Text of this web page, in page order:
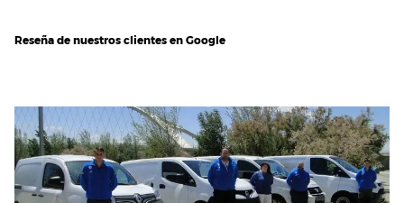
Reseña de nuestros clientes en Google